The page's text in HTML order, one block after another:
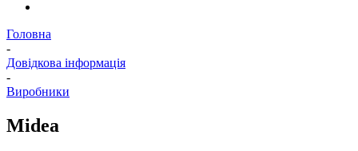
Головна
-
Довідкова інформація
-
Виробники
Midea